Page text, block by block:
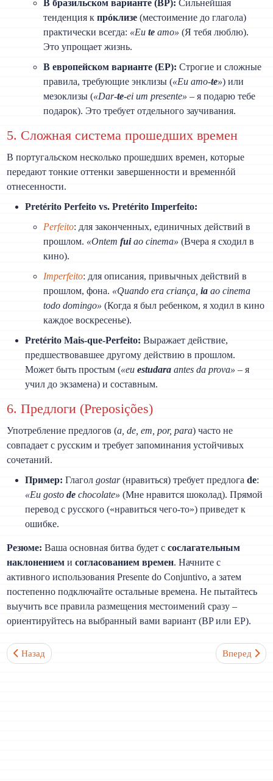
В бразильском варианте (BP): Сильнейшая
тенденция кпрóклизе (местоимение до глагола)
практически всегда: «Eute amo» (Я тебя люблю).
Это упрощает жизнь.
В европейском варианте (EP): Строгие и сложные
правила, требующие энклизы («Eu amo-te») или
мезоклизы («Dar-te-ei um presente» – я подарю тебе
подарок). Это требует отдельного заучивания.
5. Сложная система прошедших времен
В португальском несколько прошедших времен, которые
передают тонкие оттенки завершенности и временнóй
отнесенности.
Pretérito Perfeito vs. Pretérito Imperfeito:
Perfeito: для законченных, единичных действий в
прошлом. «Ontemfuiao cinema» (Вчера я сходил в
кино).
Imperfeito: для описания, привычных действий в
прошлом, фона. «Quando era criança,ia ao cinema
todo domingo» (Когда я был ребенком, я ходил в кино
каждое воскресенье).
Pretérito Mais-que-Perfeito: Выражает действие,
предшествовавшее другому действию в прошлом.
Может быть простым («euestudara antes da prova» – я
учил до экзамена) и составным.
6. Предлоги (Preposições)
Употребление предлогов (a, de, em, por, para) часто не
совпадает с русским и требует запоминания устойчивых
сочетаний.
Пример: Глаголgostar(нравиться) требует предлогаde:
«Eu gostode chocolate» (Мне нравится шоколад). Прямой
перевод с русского («нравиться чего-то») приведет к
ошибке.
Резюме: Ваша основная битва будет ссослагательным
наклонением исогласованием времен. Начните с
активного использования Presente do Conjuntivo, а затем
постепенно подключайте остальные времена. Не пытайтесь
выучить все правила размещения местоимений сразу –
ориентируйтесь на выбранный вами вариант (BP или EP).
Предыдущий: Сложно ли выучить португальский после
Назад Следующий:
Вперед